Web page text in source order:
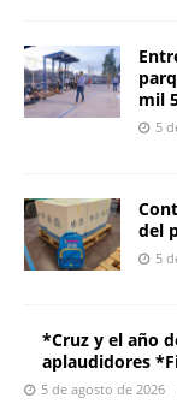
mil
5
del
5
*Cruz y el año
aplaudidores
5 de agosto de 2026